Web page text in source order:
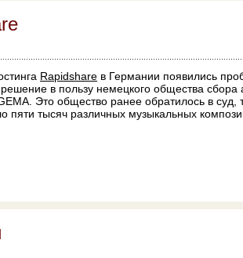
Rapidshare в Германии появились
в пользу немецкого общества сбора
Это общество ранее обратилось в суд,
пяти тысяч различных музыкальных